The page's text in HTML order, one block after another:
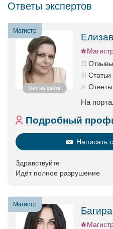
Ответы экспертов
Магистр
Нет на сайте
Статьи
На
Подробный
Написать
Здравствуйте
Идёт полное разрушение
Магистр
Багира